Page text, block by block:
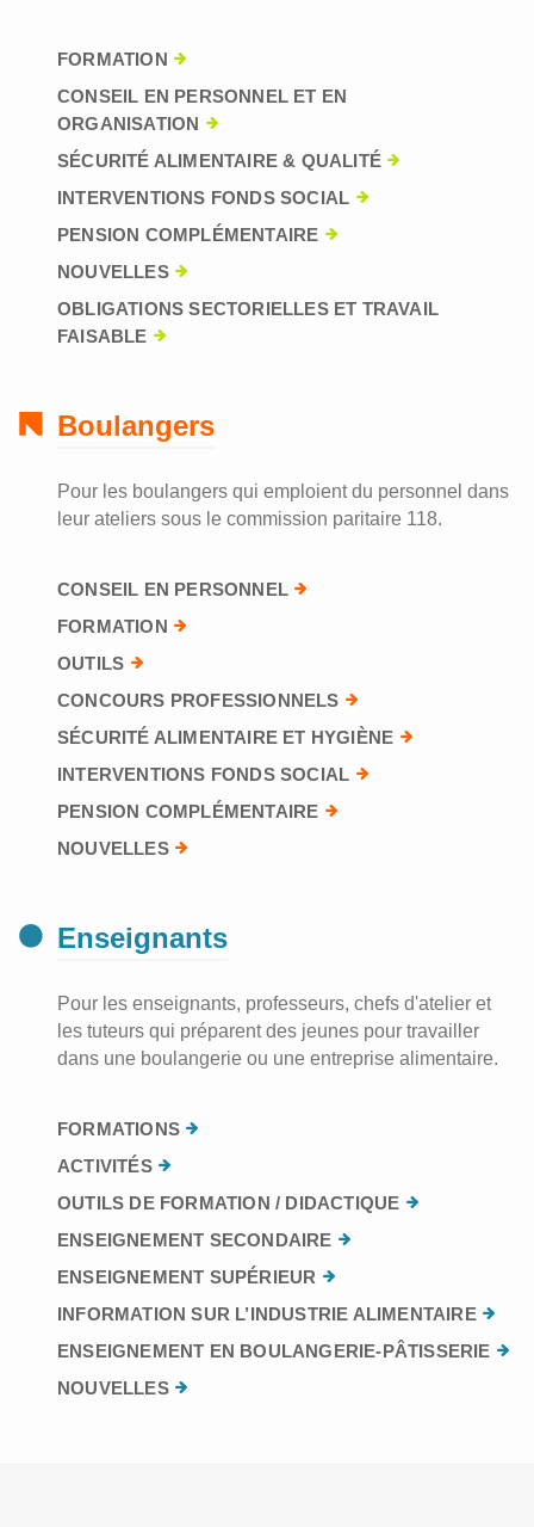
FORMATION
CONSEIL EN PERSONNEL ET EN
ORGANISATION
SÉCURITÉ ALIMENTAIRE & QUALITÉ
INTERVENTIONS FONDS SOCIAL
PENSION COMPLÉMENTAIRE
NOUVELLES
OBLIGATIONS SECTORIELLES ET TRAVAIL
FAISABLE
Boulangers
Pour les boulangers qui emploient du personnel dans
leur ateliers sous le commission paritaire 118.
CONSEIL EN PERSONNEL
FORMATION
OUTILS
CONCOURS PROFESSIONNELS
SÉCURITÉ ALIMENTAIRE ET HYGIÈNE
INTERVENTIONS FONDS SOCIAL
PENSION COMPLÉMENTAIRE
NOUVELLES
Enseignants
Pour les enseignants, professeurs, chefs d'atelier et
les tuteurs qui préparent des jeunes pour travailler
dans une boulangerie ou une entreprise alimentaire.
FORMATIONS
ACTIVITÉS
OUTILS DE FORMATION / DIDACTIQUE
ENSEIGNEMENT SECONDAIRE
ENSEIGNEMENT SUPÉRIEUR
INFORMATION SUR L’INDUSTRIE ALIMENTAIRE
ENSEIGNEMENT EN BOULANGERIE-PÂTISSERIE
NOUVELLES